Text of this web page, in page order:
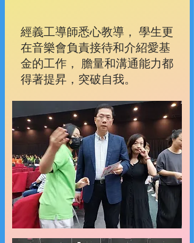
經義工導師悉心教導， 學生更
在音樂會負責接待和介紹愛基
金的工作， 膽量和溝通能力都
得著提昇，突破自我。